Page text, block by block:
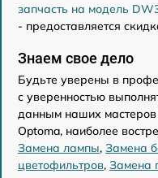
запчасть на модель
- предоставляется
Знаем свое дело
Будьте уверены в
с уверенностью
данным наших
Optoma, наиболее
Замена лампы, Замена
цветофильтров, Замена